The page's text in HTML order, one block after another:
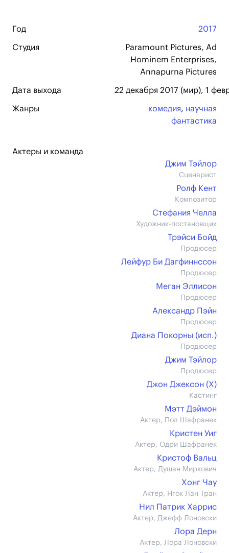
Год 2017
Студия
Paramount Pictures, Ad
Hominem Enterprises,
Annapurna Pictures
Дата выхода 22 декабря 2017 (мир), 1
Жанры комедия, научная
фантастика
Актеры и команда
Джим Тэйлор
Сценарист
Ролф Кент
Композитор
Стефания Челла
Художник-постановщик
Трэйси Бойд
Продюсер
Лейфур Би Дагфиннссон
Продюсер
Меган Эллисон
Продюсер
Александр Пэйн
Продюсер
Диана Покорны (иcп.)
Продюсер
Джим Тэйлор
Продюсер
Джон Джексон (X)
Кастинг
Мэтт Дэймон
Актер, Пол Шафранек
Кристен Уиг
Актер, Одри Шафранек
Кристоф Вальц
Актер, Душан Миркович
Хонг Чау
Актер, Нгок Лан Тран
Нил Патрик Харрис
Актер, Джефф Лоновски
Лора Дерн
Актер, Лора Лоновски